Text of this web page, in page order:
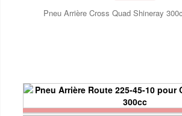
Pneu Arrière Cross Quad Shineray